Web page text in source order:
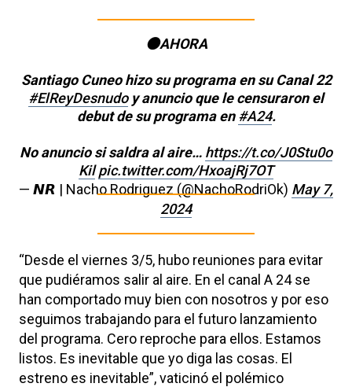
🟠AHORA
Santiago Cuneo hizo su programa en su Canal 22
#ElReyDesnudoy anuncio que le censuraron el
debut de su programa en#A24.
No anuncio si saldra al aire… https://t.co/J0Stu0o
Kil pic.twitter.com/HxoajRj7OT
— 𝙉𝙍 | Nacho Rodriguez (@NachoRodriOk) May 7,
2024
“Desde el viernes 3/5, hubo reuniones para evitar
que pudiéramos salir al aire. En el canal A 24 se
han comportado muy bien con nosotros y por eso
seguimos trabajando para el futuro lanzamiento
del programa. Cero reproche para ellos. Estamos
listos. Es inevitable que yo diga las cosas. El
estreno es inevitable”, vaticinó el polémico